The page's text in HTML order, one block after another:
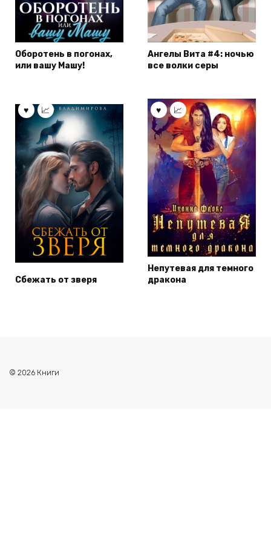
Оборотень в погонах,
или вашу Машу!
Ангелы Вита #4: ночью
все волки серы
Сбежать от зверя
Непутевая для темного
дракона
© 2026 Книги